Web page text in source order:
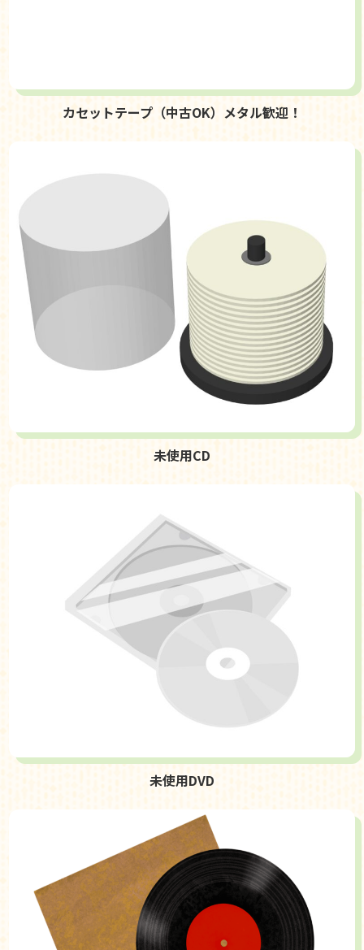
カセットテープ（中古OK）メタル歓迎！
未使用CD
未使用DVD